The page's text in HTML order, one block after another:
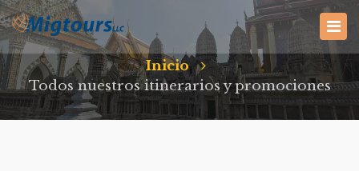
Inicio
Todos nuestros itinerarios y promociones